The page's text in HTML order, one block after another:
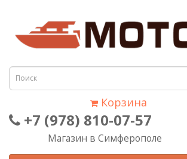
Корзина
+7 (978) 810-07-57
Магазин в Симферополе